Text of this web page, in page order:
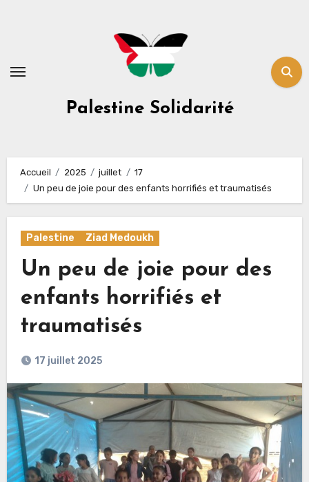
Palestine Solidarité
Accueil 2025 juillet
17
Un peu de joie pour des enfants horrifiés et traumatisés
Palestine Ziad Medoukh
Un peu de joie pour des
enfants horrifiés et
traumatisés
17 juillet 2025